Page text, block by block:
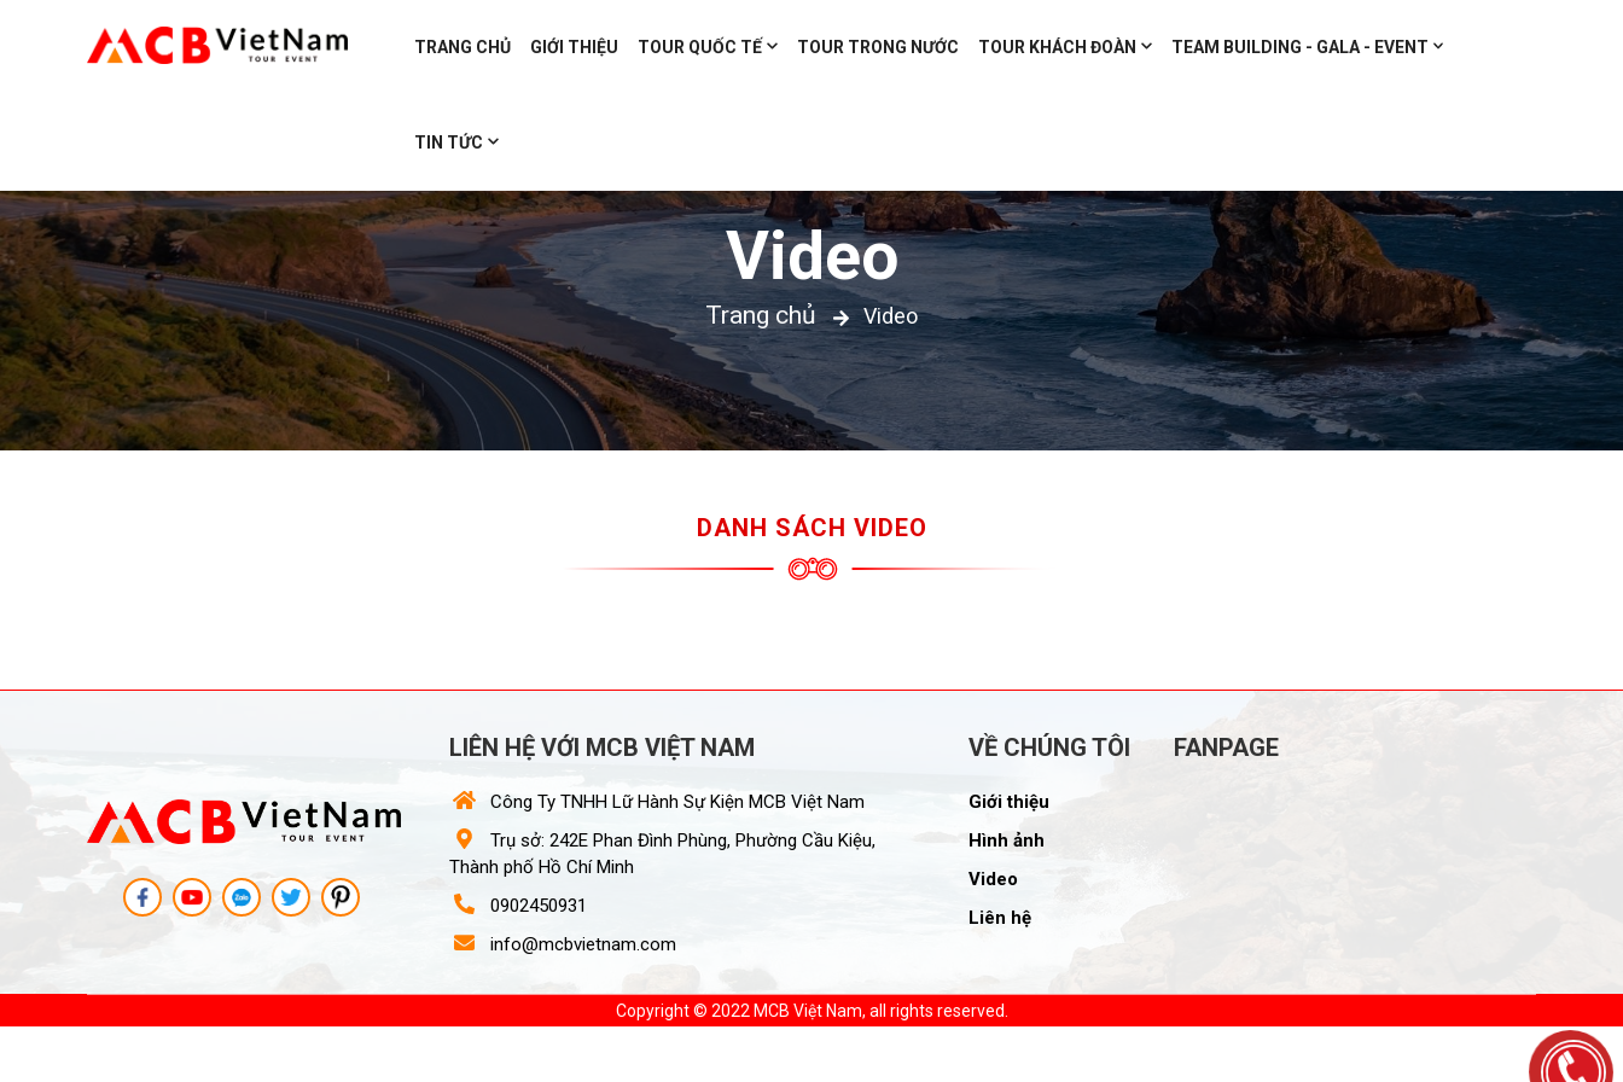
TRANG CHỦ GIỚI THIỆU TOUR QUỐC TẾ TOUR TRONG NƯỚC TOUR KHÁCH ĐOÀN TEAM BUILDING - GALA - EVENT
TIN TỨC
Video
Trang chủ Video
DANH SÁCH VIDEO
LIÊN HỆ VỚI MCB VIỆT NAM
Công Ty TNHH Lữ Hành Sự Kiện MCB Việt Nam
Trụ sở: 242E Phan Đình Phùng, Phường Cầu Kiệu,
Thành phố Hồ Chí Minh
0902450931
info@mcbvietnam.com
VỀ CHÚNG TÔI
Giới thiệu
Hình ảnh
Video
Liên hệ
FANPAGE
Copyright © 2022 MCB Việt Nam, all rights reserved.